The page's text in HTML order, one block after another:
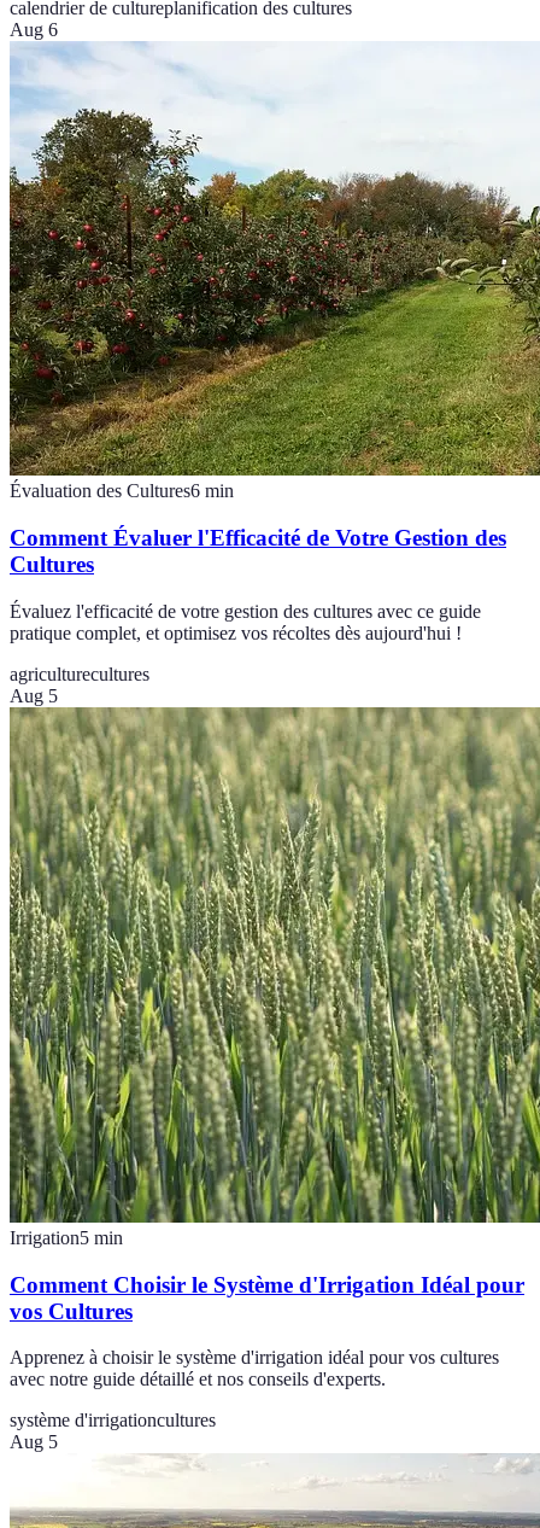
calendrier de cultureplanification des cultures
Aug 6
Évaluation des Cultures6 min
Comment Évaluer l'Efficacité de Votre Gestion des
Cultures
Évaluez l'efficacité de votre gestion des cultures avec ce guide
pratique complet, et optimisez vos récoltes dès aujourd'hui !
agriculturecultures
Aug 5
Irrigation5 min
Comment Choisir le Système d'Irrigation Idéal pour
vos Cultures
Apprenez à choisir le système d'irrigation idéal pour vos cultures
avec notre guide détaillé et nos conseils d'experts.
système d'irrigationcultures
Aug 5